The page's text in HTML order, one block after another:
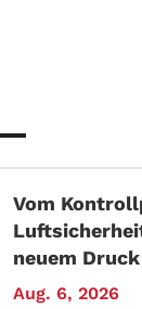
Vom
neuem Druck
Aug. 6, 2026